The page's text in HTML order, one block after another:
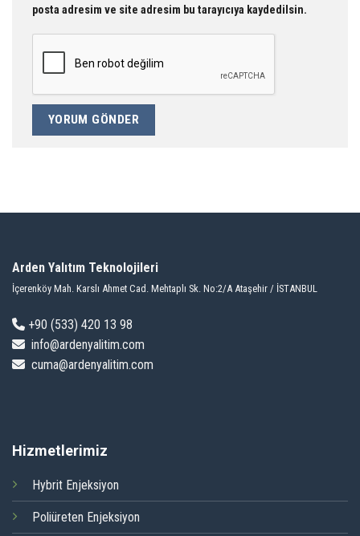
posta adresim ve site adresim bu tarayıcıya kaydedilsin.
Arden Yalıtım Teknolojileri
İçerenköy Mah. Karslı Ahmet Cad. Mehtaplı Sk. No:2/A Ataşehir / İSTANBUL
+90 (533) 420 13 98
info@ardenyalitim.com
cuma@ardenyalitim.com
Hizmetlerimiz
Hybrit Enjeksiyon
Poliüreten Enjeksiyon